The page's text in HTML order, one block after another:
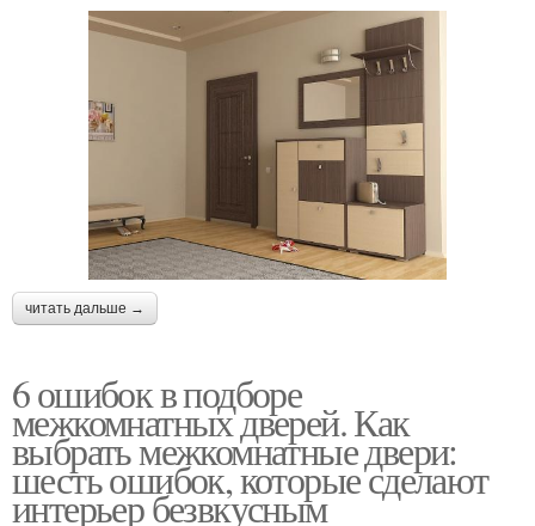
читать дальше →
6 ошибок в подборе
межкомнатных дверей. Как
выбрать межкомнатные двери:
шесть ошибок, которые сделают
интерьер безвкусным